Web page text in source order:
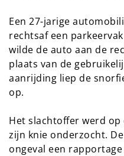
Een 27-jarige
rechtsaf een
wilde de auto aan de
plaats van de
aanrijding liep de
op.
Het slachtoffer werd op
zijn knie onderzocht.
ongeval een rapportage